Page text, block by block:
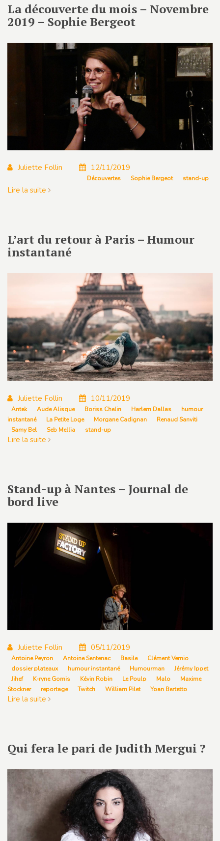
La découverte du mois – Novembre
2019 – Sophie Bergeot
Juliette Follin 12/11/2019
Découvertes Sophie Bergeot stand-up
Lire la suite
L’art du retour à Paris – Humour
instantané
Juliette Follin 10/11/2019
Antek Aude Alisque Boriss Chelin Harlem Dallas
humour
instantané
La Petite Loge Morgane Cadignan
Renaud Sanviti
Samy Bel
Seb Mellia stand-up
Lire la suite
Stand-up à Nantes – Journal de
bord live
Juliette Follin 05/11/2019
Antoine Peyron Antoine Sentenac Basile
Clément Vernio
dossier plateaux
humour instantané Humourman
Jérémy Ippet
Jihef
K-ryne Gomis Kévin Robin Le Poulp Malo
Maxime
Stockner
reportage Twitch William Pilet Yoan Bertetto
Lire la suite
Qui fera le pari de Judith Mergui ?